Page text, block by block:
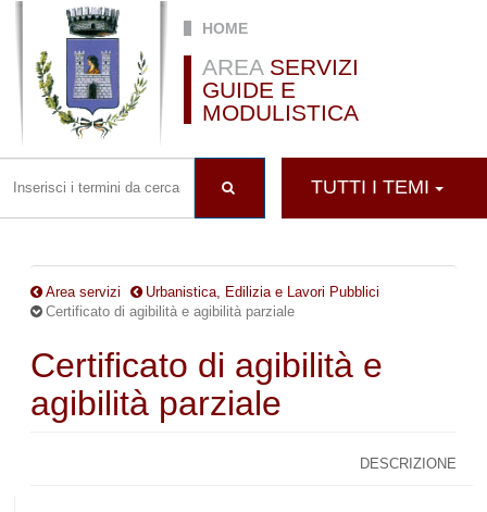
Salta al contenuto principale
HOME
AREASERVIZI
GUIDE E
MODULISTICA
TUTTI I TEMI
Area servizi
Urbanistica, Edilizia e Lavori Pubblici
Certificato di agibilità e agibilità parziale
Certificato di agibilità e
agibilità parziale
DESCRIZIONE